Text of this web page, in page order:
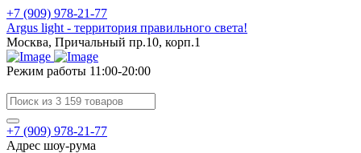
+7 (909) 978-21-77
Argus light - территория правильного света!
Москва, Причальный пр.10, корп.1
Режим работы 11:00-20:00
+7 (909) 978-21-77
Адрес шоу-рума